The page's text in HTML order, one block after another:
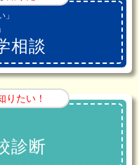
相談
りたい！
診断